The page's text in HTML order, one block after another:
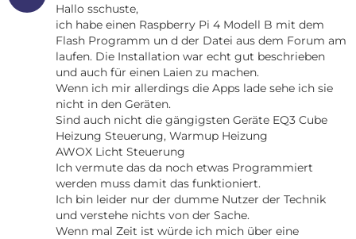
Hallo sschuste,
ich habe einen Raspberry Pi 4 Modell B mit dem
Flash Programm un d der Datei aus dem Forum am
laufen. Die Installation war echt gut beschrieben
und auch für einen Laien zu machen.
Wenn ich mir allerdings die Apps lade sehe ich sie
nicht in den Geräten.
Sind auch nicht die gängigsten Geräte EQ3 Cube
Heizung Steuerung, Warmup Heizung
AWOX Licht Steuerung
Ich vermute das da noch etwas Programmiert
werden muss damit das funktioniert.
Ich bin leider nur der dumme Nutzer der Technik
und verstehe nichts von der Sache.
Wenn mal Zeit ist würde ich mich über eine